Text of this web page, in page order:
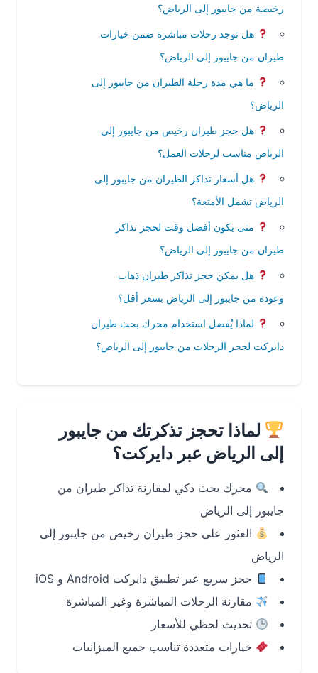
رخيصة من جايبور إلى الرياض؟
هل توجد رحلات مباشرة ضمن خيارات
طيران من جايبور إلى الرياض؟
ما هي مدة رحلة الطيران من جايبور إلى
الرياض؟
هل حجز طيران رخيص من جايبور إلى
الرياض مناسب لرحلات العمل؟
هل أسعار تذاكر الطيران من جايبور إلى
الرياض تشمل الأمتعة؟
متى يكون أفضل وقت لحجز تذاكر
طيران من جايبور إلى الرياض؟
هل يمكن حجز تذاكر طيران ذهاب
وعودة من جايبور إلى الرياض بسعر أقل؟
لماذا يُفضل استخدام محرك بحث طيران
دايركت لحجز الرحلات من جايبور إلى الرياض؟
لماذا تحجز تذكرتك من جايبور
إلى الرياض عبر دايركت؟
محرك بحث ذكي لمقارنة تذاكر طيران من
جايبور إلى الرياض
العثور على حجز طيران رخيص من جايبور إلى
الرياض
حجز سريع عبر تطبيق دايركت Android و iOS
مقارنة الرحلات المباشرة وغير المباشرة
تحديث لحظي للأسعار
خيارات متعددة تناسب جميع الميزانيات